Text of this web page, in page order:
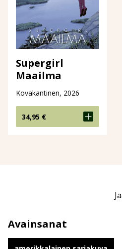
Supergirl
Maailma
Kovakantinen, 2026
34,95 €
Avainsanat